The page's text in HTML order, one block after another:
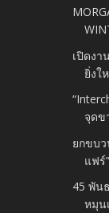
เปิดงา
ยิ่งใ
จุดข
ยกขบ
แฟร์
45 พัน
หมุน